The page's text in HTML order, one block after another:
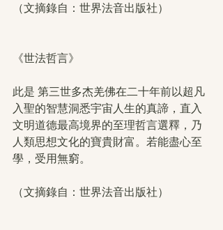
（文摘錄自：世界法音出版社）
《世法哲言》
此是 第三世多杰羌佛在二十年前以超凡
入聖的智慧洞悉宇宙人生的真諦，直入
文明道德最高境界的至理哲言選釋，乃
人類思想文化的寶貴財富。若能盡心至
學，受用無窮。
（文摘錄自：世界法音出版社）